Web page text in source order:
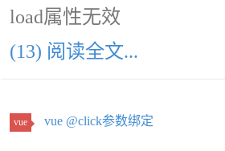
load属性无效
(13) 阅读全文...
vue vue @click参数绑定